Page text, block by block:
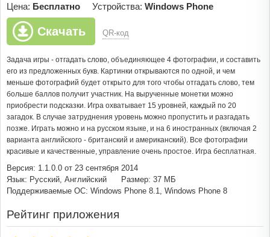
Цена: Бесплатно Устройства: Windows Phone
Скачать QR-код
Задача игры - отгадать слово, объединяющее 4 фотографии, и составить
его из предложенных букв. Картинки открываются по одной, и чем
меньше фотографий будет открыто для того чтобы отгадать слово, тем
больше баллов получит участник. На вырученные монетки можно
приобрести подсказки. Игра охватывает 15 уровней, каждый по 20
загадок. В случае затруднения уровень можно пропустить и разгадать
позже. Играть можно и на русском языке, и на 6 иностранных (включая 2
варианта английского - британский и американский). Все фотографии
красивые и качественные, управление очень простое. Игра бесплатная.
Версия: 1.1.0.0 от 23 сентября 2014
Язык: Русский, Английский
Размер: 37 МБ
Поддерживаемые ОС: Windows Phone 8.1, Windows Phone 8
Рейтинг приложения